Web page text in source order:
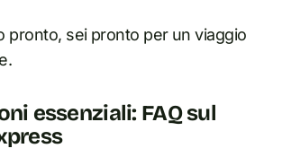
pronto, sei pronto per un viaggio
essenziali: FAQ sul